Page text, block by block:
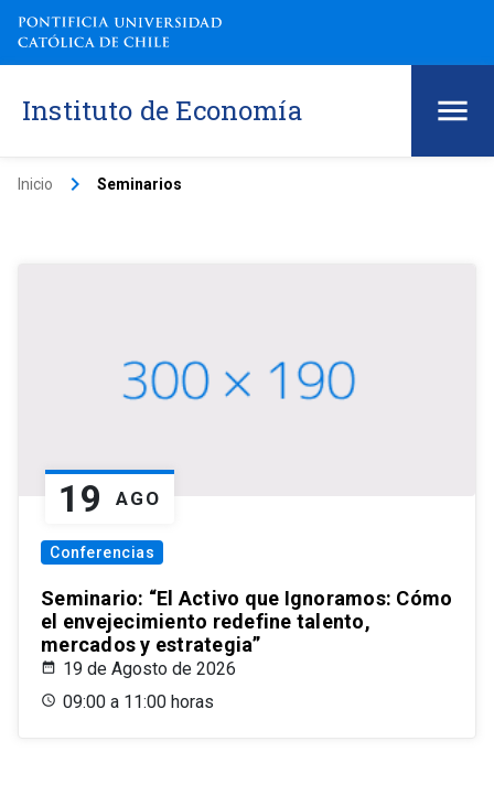
Instituto de Economía
Inicio keyboard_arrow_right Seminarios
19 AGO
Conferencias
Seminario: “El Activo que Ignoramos: Cómo
el envejecimiento redefine talento,
mercados y estrategia”
19 de Agosto de 2026
09:00 a 11:00 horas